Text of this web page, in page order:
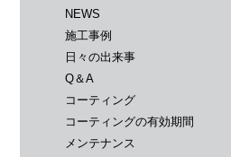
NEWS
施工事例
日々の出来事
Q＆A
コーティング
コーティングの有効期間
メンテナンス